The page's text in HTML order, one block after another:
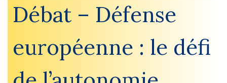
Débat – Défense
européenne : le défi